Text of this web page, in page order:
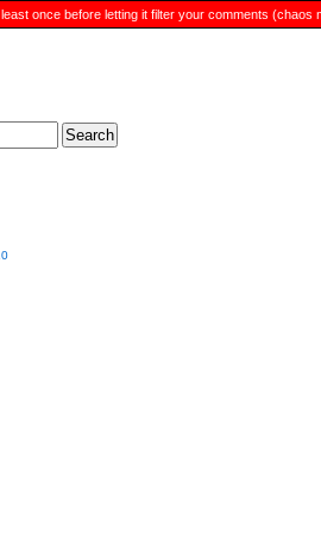
once before letting it filter your comments (chaos
Search